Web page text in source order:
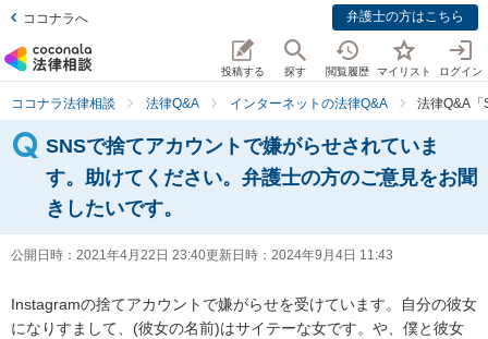
ココナラへ 弁護士の方はこちら
投稿する 探す 閲覧履歴 マイリスト ログイン
ココナラ法律相談 法律Q&A インターネットの法律Q&A 法律Q&A
SNSで捨てアカウントで嫌がらせされていま
す。助けてください。弁護士の方のご意見をお聞
きしたいです。
公開日時： 2021年4月22日 23:40更新日時： 2024年9月4日 11:43
Instagramの捨てアカウントで嫌がらせを受けています。自分の彼女
になりすまして、(彼女の名前)はサイテーな女です。や、僕と彼女